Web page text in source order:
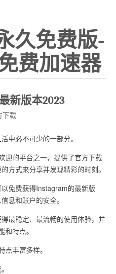
久免费版-
费加速器
新版本2023
下载
必不可少的一部分。
的平台之一，提供了官方下载
方式来分享并发现精彩的时刻。
免费获得Instagram的最新版
息和账户的安全。
稳定、最流畅的使用体验，并
特点。
丰富多样。